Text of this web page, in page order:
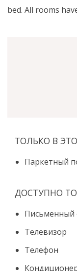
bed. All rooms
ТОЛЬКО В
Паркетный
ДОСТУПНО
Письменный
Телевизор
Телефон